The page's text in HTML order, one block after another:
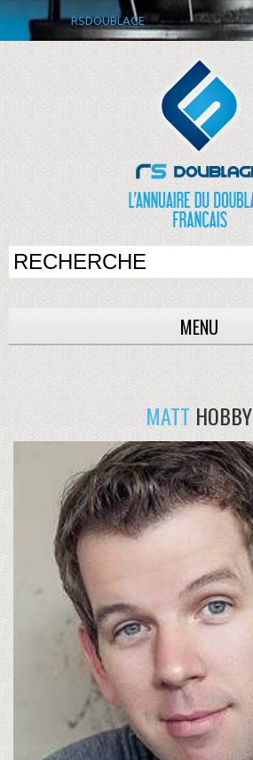
RSDOUBLAGE
MENU
MATTHOBBY